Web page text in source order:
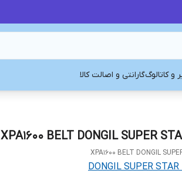
و کاتالوگگارانتی و اصالت کالا
XPA1600 BELT DONGIL SUPER
XPA1600 BELT DONGIL
DONGIL SUPER STAR